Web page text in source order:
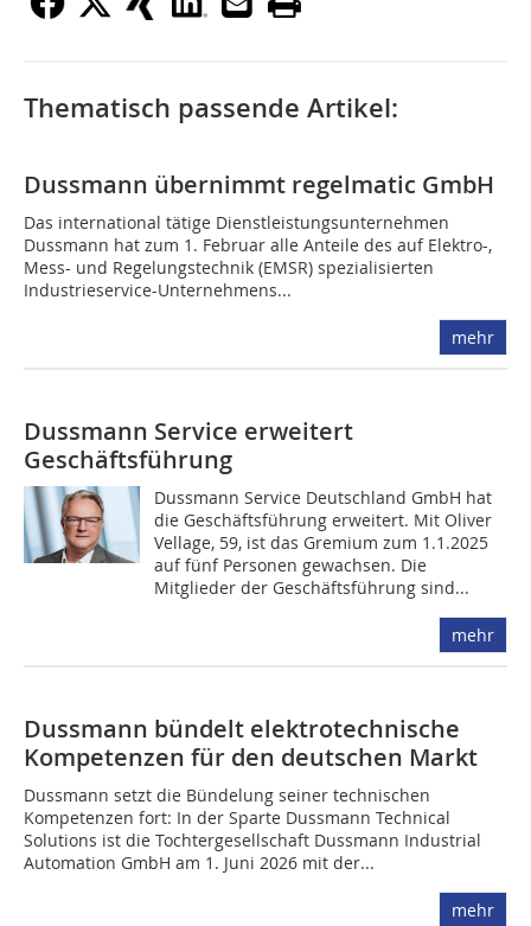
Thematisch passende Artikel:
Dussmann übernimmt regelmatic GmbH
Das international tätige Dienstleistungs­unter­nehmen
Dussmann hat zum 1. Februar alle Anteile des auf Elektro-,
Mess- und Regelungs­technik (EMSR) spezialisierten
Industrieservice-Unternehmens...
mehr
Dussmann Service erweitert
Geschäftsführung
Dussmann Service Deutschland GmbH hat
die Geschäftsführung erweitert. Mit Oliver
Vellage, 59, ist das Gremium zum 1.1.2025
auf fünf Personen gewachsen. Die
Mitglieder der Geschäftsführung sind...
mehr
Dussmann bündelt elektrotechnische
Kompetenzen für den deutschen Markt
Dussmann setzt die Bündelung seiner technischen
Kompetenzen fort: In der Sparte Dussmann Technical
Solutions ist die Tochtergesellschaft Dussmann Industrial
Automation GmbH am 1. Juni 2026 mit der...
mehr